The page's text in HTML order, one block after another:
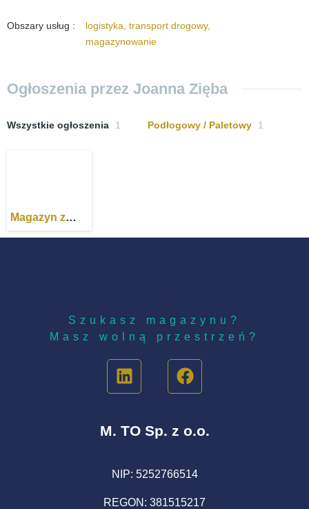
Obszary usług :
logistyka, transport drogowy,
magazynowanie
Ogłoszenia przez Joanna Zięba
Wszystkie ogłoszenia 1 Podłogowy / Paletowy 1
Magazyn z
opcją obsługi
Szukasz magazynu?
Masz wolną przestrzeń?
M. TO Sp. z o.o.
NIP: 5252766514
REGON: 381515217